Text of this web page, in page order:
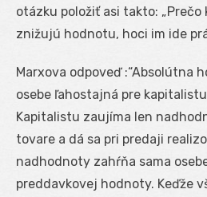
otázku položiť asi takto:
znižujú hodnotu, hoci im ide
Marxova odpoveď :“Absolútna
osebe ľahostajná pre
Kapitalistu zaujíma len
tovare a dá sa pri predaji
nadhodnoty zahŕňa sama
preddavkovej hodnoty. Keďže